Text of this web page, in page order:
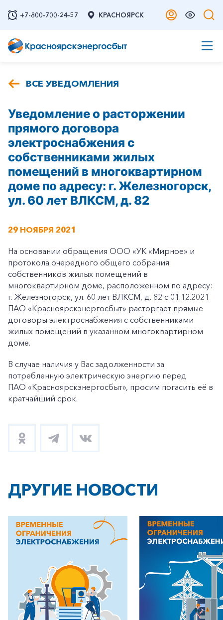
+7-800-700-24-57 КРАСНОЯРСК
ВСЕ УВЕДОМЛЕНИЯ
Уведомление о расторжении
прямого договора
электроснабжения с
собственниками жилых
помещений в многоквартирном
доме по адресу: г. Железногорск,
ул. 60 лет ВЛКСМ, д. 82
29 НОЯБРЯ 2021
На основании обращения ООО «УК «Мирное» и
протокола очередного общего собрания
собственников жилых помещений в
многоквартирном доме, расположенном по адресу:
г. Железногорск, ул. 60 лет ВЛКСМ, д. 82 с 01.12.2021
ПАО «Красноярскэнергосбыт» расторгает прямые
договоры электроснабжения с собственниками
жилых помещений в указанном многоквартирном
доме.
В случае наличия у Вас задолженности за
потребленную электрическую энергию перед
ПАО «Красноярскэнергосбыт», просим погасить её в
кратчайший срок.
ДРУГИЕ НОВОСТИ